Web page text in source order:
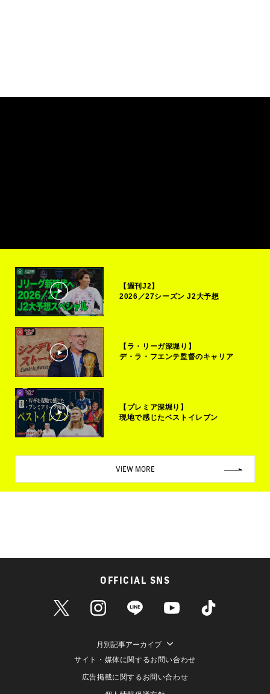
【週刊J2】
2026／27シーズン J2大予想
【ラ・リーガ深堀り】
デ・ラ・フエンテ監督のキャリア
【プレミア深堀り】
現地で感じたベストイレブン
VIEW MORE
OFFICIAL SNS
月別記事アーカイブ
サイト・媒体に関するお問い合わせ
広告掲載に関するお問い合わせ